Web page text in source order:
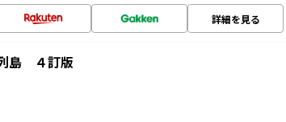
詳細を見る
島 ４訂版